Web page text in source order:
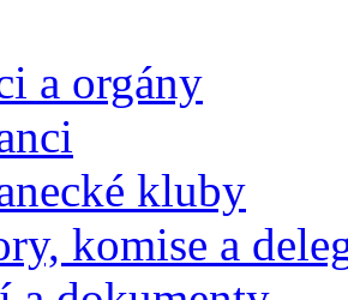
a orgány
kluby
komise a